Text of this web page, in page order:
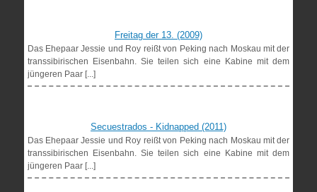
Freitag der 13. (2009)
Das Ehepaar Jessie und Roy reißt von Peking nach Moskau mit der
transsibirischen Eisenbahn. Sie teilen sich eine Kabine mit dem
jüngeren Paar [...]
Secuestrados - Kidnapped (2011)
Das Ehepaar Jessie und Roy reißt von Peking nach Moskau mit der
transsibirischen Eisenbahn. Sie teilen sich eine Kabine mit dem
jüngeren Paar [...]